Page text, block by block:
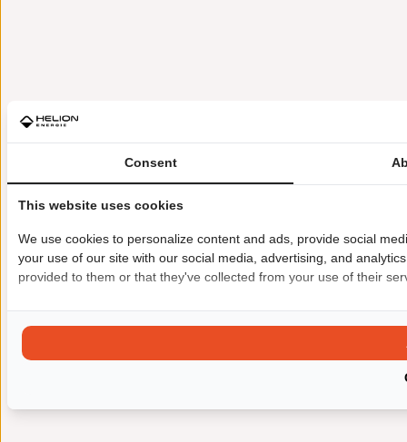
Consent
This website uses cookies
We use cookies to personalize content and ads, provide social
your use of our site with our social media, advertising, and
provided to them or that they've collected from your use of their